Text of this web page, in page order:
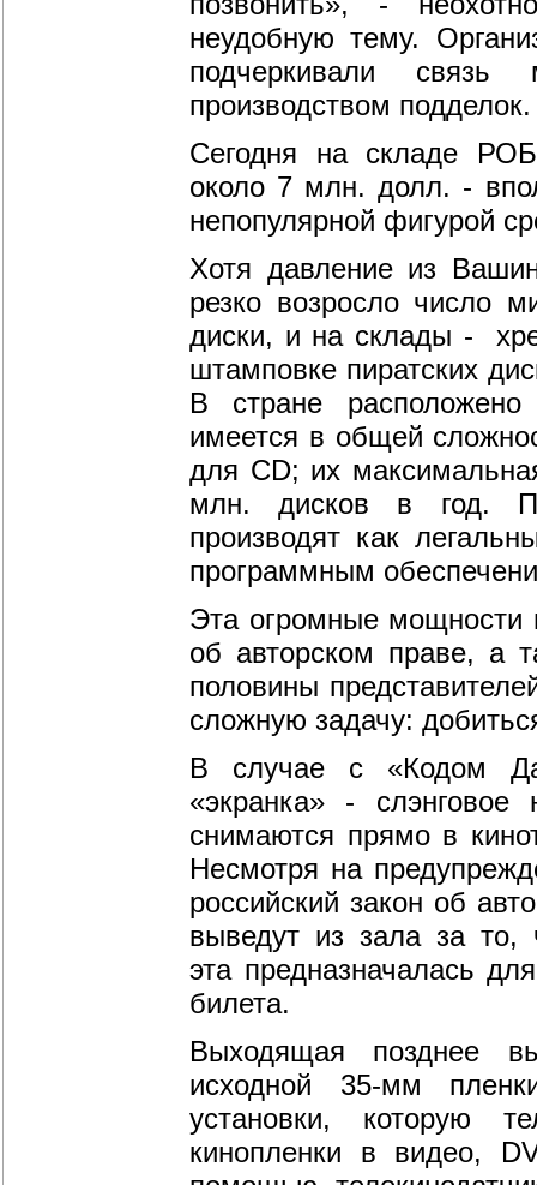
неудобную тему.
подчеркивали связь
производством подделок.
Сегодня на складе
около 7 млн. долл. -
непопулярной фигурой
Хотя давление из
резко возросло число
диски, и на склады -
штамповке пиратских
В стране
имеется в общей
для CD; их
млн. дисков в год.
производят как
программным
Эта огромные мощности
об авторском праве, а
половины
сложную задачу:
В случае с «Кодом
«экранка» - слэнговое
снимаются прямо в
Несмотря на
российский закон об
выведут из зала за то,
эта предназначалась
билета.
Выходящая позднее
исходной 35-мм
установки, которую
кинопленки в видео,